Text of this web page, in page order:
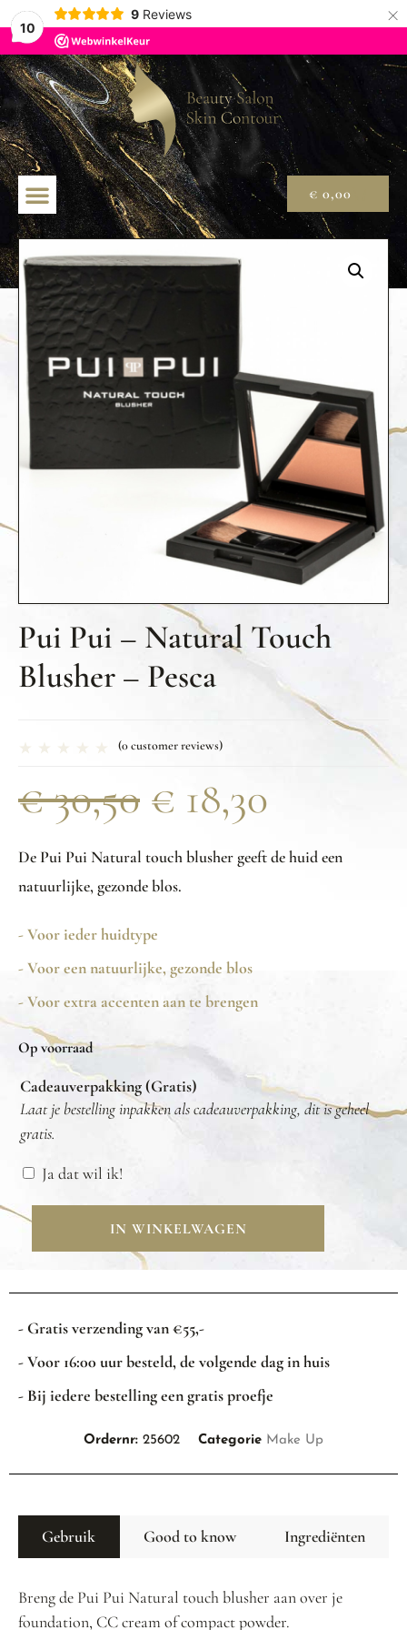
10
9 Reviews ×
€ 0,00
Pui Pui – Natural Touch
Blusher – Pesca
(0customer reviews)
€30,50 € 18,30
De Pui Pui Natural touch blusher geeft de huid een
natuurlijke, gezonde blos.
- Voor ieder huidtype
- Voor een natuurlijke, gezonde blos
- Voor extra accenten aan te brengen
Op voorraad
Cadeauverpakking (Gratis)
Laat je bestelling inpakken als cadeauverpakking, dit is geheel
gratis.
Ja dat wil ik!
IN WINKELWAGEN
- Gratis verzending van €55,-
- Voor 16:00 uur besteld, de volgende dag in huis
- Bij iedere bestelling een gratis proefje
Ordernr: 25602 Categorie Make Up
Gebruik Good to know Ingrediënten
Breng de Pui Pui Natural touch blusher aan over je
foundation, CC cream of compact powder.